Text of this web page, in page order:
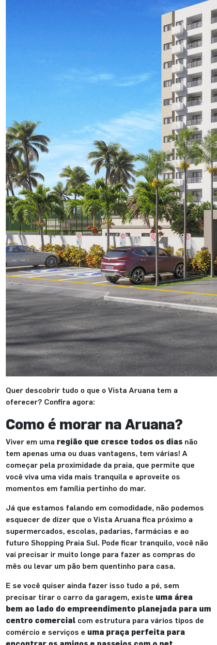
Quer descobrir tudo o que o Vista Aruana tem a
oferecer? Confira agora:
Como é morar na Aruana?
Viver em uma região que cresce todos os dias não
tem apenas uma ou duas vantagens, tem várias! A
começar pela proximidade da praia, que permite que
você viva uma vida mais tranquila e aproveite os
momentos em família pertinho do mar.
Já que estamos falando em comodidade, não podemos
esquecer de dizer que o Vista Aruana fica próximo a
supermercados, escolas, padarias, farmácias e ao
futuro Shopping Praia Sul. Pode ficar tranquilo, você não
vai precisar ir muito longe para fazer as compras do
mês ou levar um pão bem quentinho para casa.
E se você quiser ainda fazer isso tudo a pé, sem
precisar tirar o carro da garagem, existe uma área
bem ao lado do empreendimento planejada para um
centro comercial com estrutura para vários tipos de
comércio e serviços e uma praça perfeita para